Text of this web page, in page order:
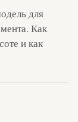
для
Как
и как